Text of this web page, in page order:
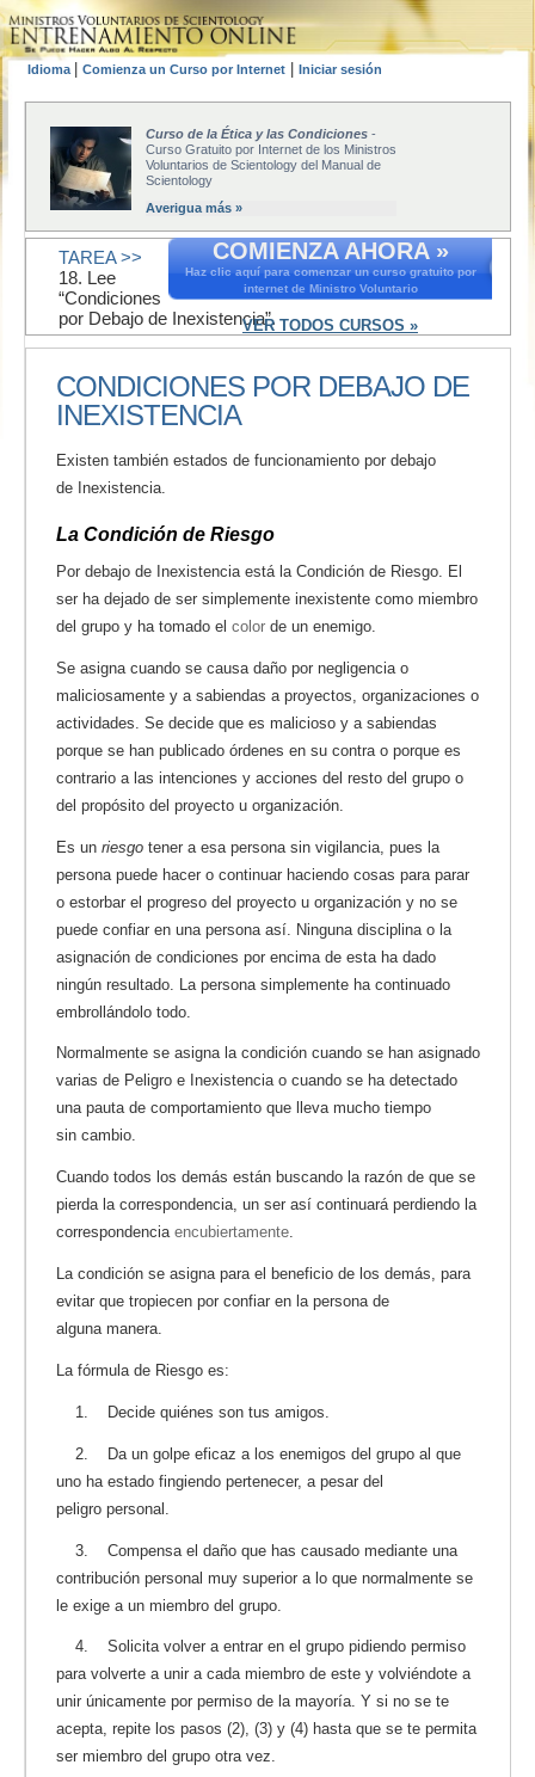
Idioma Comienza un Curso por Internet Iniciar sesión
Curso de la Ética y las Condiciones -
Curso Gratuito por Internet de los Ministros
Voluntarios de Scientology del Manual de
Scientology
Averigua más »
COMIENZA AHORA »
Haz clic aquí para comenzar un curso gratuito por
internet de Ministro Voluntario
VER TODOS CURSOS »
TAREA >>
18. Lee
“Condiciones
por Debajo de Inexistencia”.
CONDICIONES POR DEBAJO DE
INEXISTENCIA
Existen también estados de funcionamiento por debajo
de Inexistencia.
La Condición de Riesgo
Por debajo de Inexistencia está la Condición de Riesgo. El
ser ha dejado de ser simplemente inexistente como miembro
del grupo y ha tomado el color de un enemigo.
Se asigna cuando se causa daño por negligencia o
maliciosamente y a sabiendas a proyectos, organizaciones o
actividades. Se decide que es malicioso y a sabiendas
porque se han publicado órdenes en su contra o porque es
contrario a las intenciones y acciones del resto del grupo o
del propósito del proyecto u organización.
Es un riesgo tener a esa persona sin vigilancia, pues la
persona puede hacer o continuar haciendo cosas para parar
o estorbar el progreso del proyecto u organización y no se
puede confiar en una persona así. Ninguna disciplina o la
asignación de condiciones por encima de esta ha dado
ningún resultado. La persona simplemente ha continuado
embrollándolo todo.
Normalmente se asigna la condición cuando se han asignado
varias de Peligro e Inexistencia o cuando se ha detectado
una pauta de comportamiento que lleva mucho tiempo
sin cambio.
Cuando todos los demás están buscando la razón de que se
pierda la correspondencia, un ser así continuará perdiendo la
correspondencia encubiertamente.
La condición se asigna para el beneficio de los demás, para
evitar que tropiecen por confiar en la persona de
alguna manera.
La fórmula de Riesgo es:
1. Decide quiénes son tus amigos.
2. Da un golpe eficaz a los enemigos del grupo al que
uno ha estado fingiendo pertenecer, a pesar del
peligro personal.
3. Compensa el daño que has causado mediante una
contribución personal muy superior a lo que normalmente se
le exige a un miembro del grupo.
4. Solicita volver a entrar en el grupo pidiendo permiso
para volverte a unir a cada miembro de este y volviéndote a
unir únicamente por permiso de la mayoría. Y si no se te
acepta, repite los pasos (2), (3) y (4) hasta que se te permita
ser miembro del grupo otra vez.